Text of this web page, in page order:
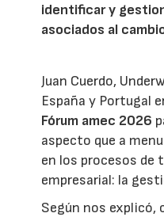
identificar y
asociados al
Juan Cuerdo,
España y Portugal
Fórum amec 2026
aspecto que a
en los procesos de
empresarial: la
Según nos explicó,